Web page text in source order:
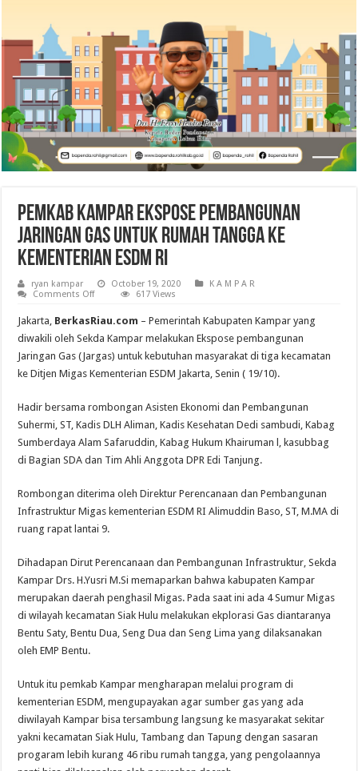
Pemkab Kampar Ekspose Pembangunan
Jaringan Gas Untuk Rumah Tangga Ke
Kementerian ESDM RI
ryan kampar October 19, 2020
K A M P A R
Comments Offon
Kampar
Ekspose
Pembangunan
Jaringan
Gas
Rumah
Kementerian
ESDM
RI
617 Views
Jakarta, BerkasRiau.com – Pemerintah Kabupaten Kampar yang
diwakili oleh Sekda Kampar melakukan Ekspose pembangunan
Jaringan Gas (Jargas) untuk kebutuhan masyarakat di tiga kecamatan
ke Ditjen Migas Kementerian ESDM Jakarta, Senin ( 19/10).
Hadir bersama rombongan Asisten Ekonomi dan Pembangunan
Suhermi, ST, Kadis DLH Aliman, Kadis Kesehatan Dedi sambudi, Kabag
Sumberdaya Alam Safaruddin, Kabag Hukum Khairuman l, kasubbag
di Bagian SDA dan Tim Ahli Anggota DPR Edi Tanjung.
Rombongan diterima oleh Direktur Perencanaan dan Pembangunan
Infrastruktur Migas kementerian ESDM RI Alimuddin Baso, ST, M.MA di
ruang rapat lantai 9.
Dihadapan Dirut Perencanaan dan Pembangunan Infrastruktur, Sekda
Kampar Drs. H.Yusri M.Si memaparkan bahwa kabupaten Kampar
merupakan daerah penghasil Migas. Pada saat ini ada 4 Sumur Migas
di wilayah kecamatan Siak Hulu melakukan ekplorasi Gas diantaranya
Bentu Saty, Bentu Dua, Seng Dua dan Seng Lima yang dilaksanakan
oleh EMP Bentu.
Untuk itu pemkab Kampar mengharapan melalui program di
kementerian ESDM, mengupayakan agar sumber gas yang ada
diwilayah Kampar bisa tersambung langsung ke masyarakat sekitar
yakni kecamatan Siak Hulu, Tambang dan Tapung dengan sasaran
progaram lebih kurang 46 ribu rumah tangga, yang pengolaannya